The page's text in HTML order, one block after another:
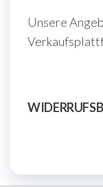
Unsere